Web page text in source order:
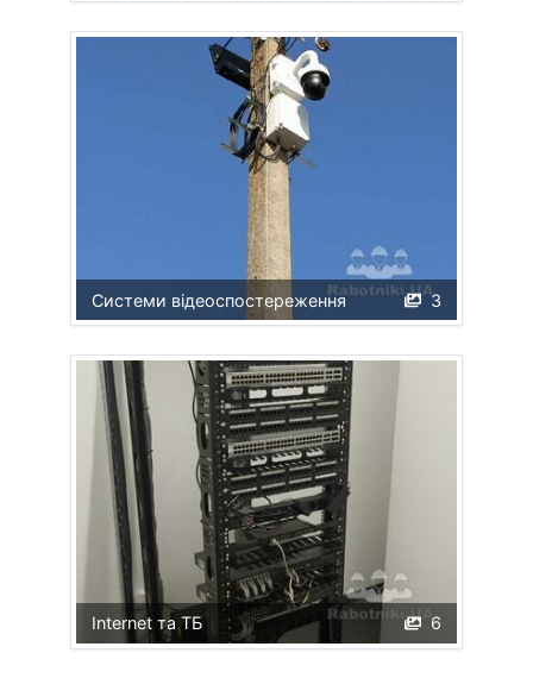
3
Системи відеоспостереження
6
Internet та ТБ